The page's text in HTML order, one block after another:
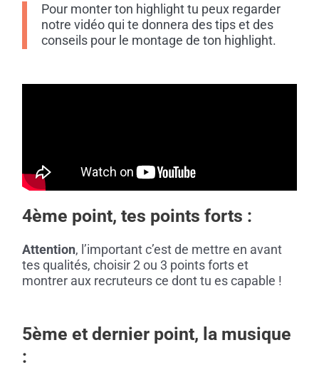
Pour monter ton highlight tu peux regarder
notre vidéo qui te donnera des tips et des
conseils pour le montage de ton highlight.
4ème point, tes points forts :
Attention, l’important c’est de mettre en avant
tes qualités, choisir 2 ou 3 points forts et
montrer aux recruteurs ce dont tu es capable !
5ème et dernier point, la musique
: